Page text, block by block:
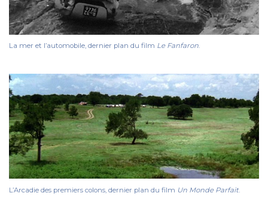
La mer et l’automobile, dernier plan du film Le Fanfaron.
L’Arcadie des premiers colons, dernier plan du film Un Monde Parfait.